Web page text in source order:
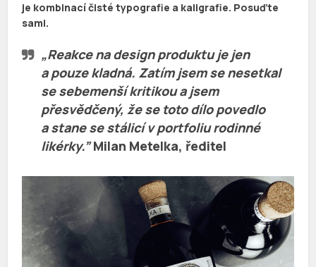
je kombinací čisté typografie a kaligrafie. Posuďte
sami.
„Reakce na design produktu je jen
a pouze kladná. Zatím jsem se nesetkal
se sebemenší kritikou a jsem
přesvědčený, že se toto dílo povedlo
a stane se stálicí v portfoliu rodinné
likérky.”Milan Metelka, ředitel